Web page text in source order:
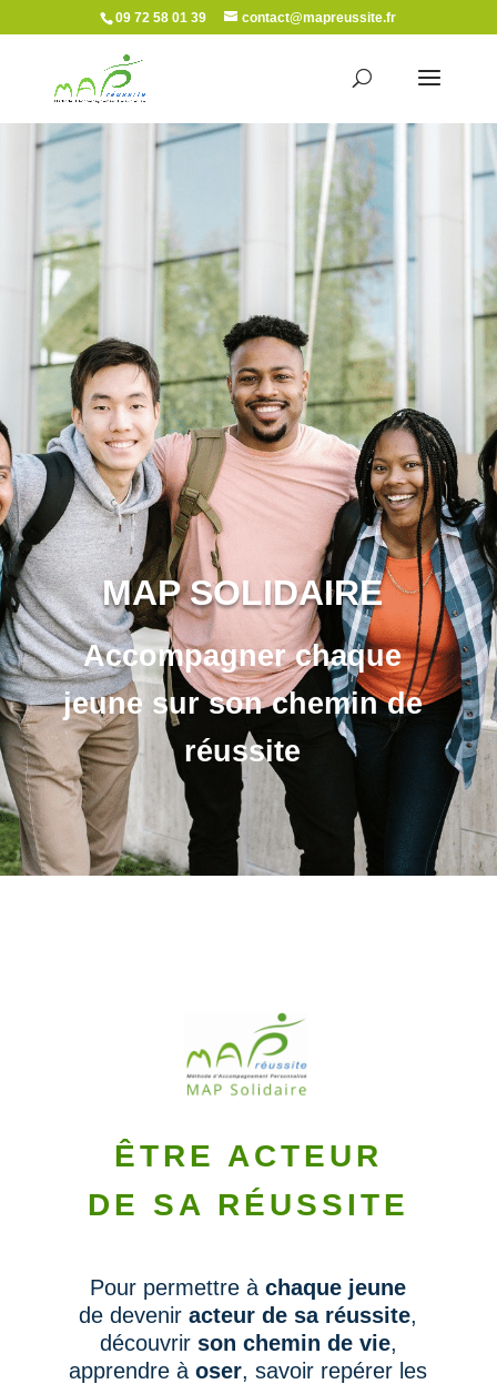
09 72 58 01 39 contact@mapreussite.fr
MAP SOLIDAIRE
Accompagner chaque
jeune sur son chemin de
réussite
ÊTRE ACTEUR
DE SA RÉUSSITE
Pour permettre àchaque jeune
de deveniracteur de sa réussite,
découvrir son chemin de vie,
apprendre àoser, savoir repérer les